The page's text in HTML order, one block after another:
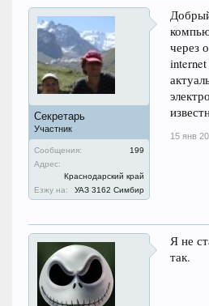
Секретарь
Участник
Сообщения:
199
Адрес:
Краснодарский край
Езжу на:
УАЗ 3162 Симбир
через
15 янв
Я не
так.